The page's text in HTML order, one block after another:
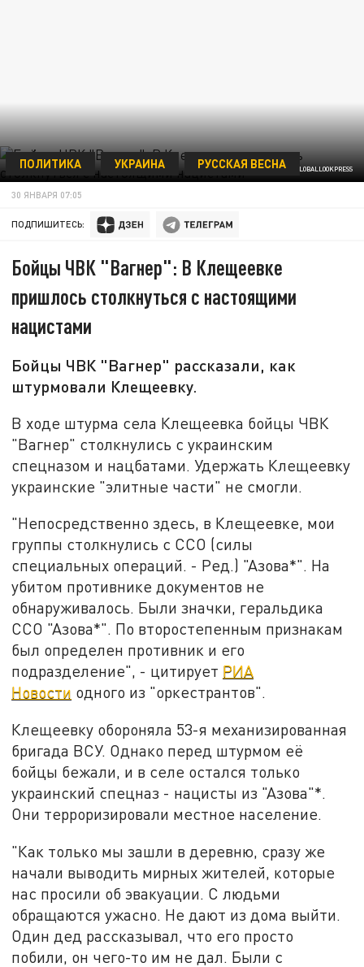
MOD RUSSIA/VIA/GLOBALLOOKPRESS
ПОЛИТИКА УКРАИНА РУССКАЯ ВЕСНА
30 ЯНВАРЯ 07:05
ПОДПИШИТЕСЬ:
Бойцы ЧВК "Вагнер": В Клещеевке
пришлось столкнуться с настоящими
нацистами
Бойцы ЧВК "Вагнер" рассказали, как
штурмовали Клещеевку.
В ходе штурма села Клещеевка бойцы ЧВК
"Вагнер" столкнулись с украинским
спецназом и нацбатами. Удержать Клещеевку
украинские "элитные части" не смогли.
"Непосредственно здесь, в Клещеевке, мои
группы столкнулись с ССО (силы
специальных операций. - Ред.) "Азова*". На
убитом противнике документов не
обнаруживалось. Были значки, геральдика
ССО "Азова*". По второстепенным признакам
был определен противник и его
подразделение", - цитирует РИА
Новости одного из "оркестрантов".
Клещеевку обороняла 53-я механизированная
бригада ВСУ. Однако перед штурмом её
бойцы бежали, и в селе остался только
украинский спецназ - нацисты из "Азова"*.
Они терроризировали местное население.
"Как только мы зашли в деревню, сразу же
начали выводить мирных жителей, которые
нас просили об эвакуации. С людьми
обращаются ужасно. Не дают из дома выйти.
Один дед рассказывал, что его просто
побили, он чего-то им не дал. Были с